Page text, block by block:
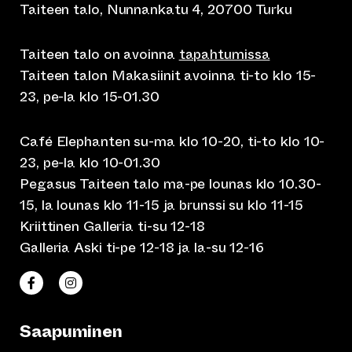
Taiteen talo, Nunnankatu 4, 20700 Turku
Taiteen talo on avoinna tapahtumissa
Taiteen talon Makasiinit avoinna ti-to klo 15-
23, pe-la klo 15-01.30
Café Elephanten su-ma klo 10-20, ti-to klo 10-
23, pe-la klo 10-01.30
Pegasus Taiteen talo ma-pe lounas klo 10.30-
15, la lounas klo 11-15 ja brunssi su klo 11-15
Kriittinen Galleria ti-su 12-18
Galleria Aski ti-pe 12-18 ja la-su 12-16
Taiteen talo Facebookissa
(siirtyy toiseen verkkopalveluun)
Taiteen talo Instagramissa
(siirtyy toiseen verkkopalveluun)
Saapuminen